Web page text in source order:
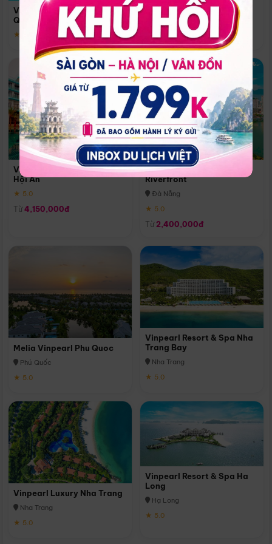
Vinpearl Resort & Spa Phu
Quoc
★ 5.0
Quoc
Phú Quốc
★ 5.0
Vinpearl Resort & Golf Nam
Hội An
★ 5.0
Từ 4,150,000đ
Melia Vinpearl Danang
Riverfront
Đà Nẵng
★ 5.0
Từ 2,400,000đ
Melia Vinpearl Phu Quoc
Phú Quốc
★ 5.0
Vinpearl Resort & Spa Nha
Trang Bay
Nha Trang
★ 5.0
Vinpearl Luxury Nha Trang
Nha Trang
★ 5.0
Vinpearl Resort & Spa Ha
Long
Hạ Long
★ 5.0